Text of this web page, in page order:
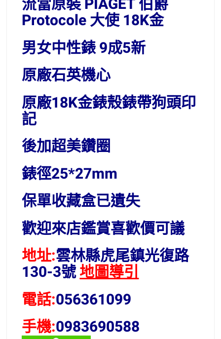
流當原裝 PIAGET 伯爵
Protocole 大使 18K金
男女中性錶 9成5新
原廠石英機心
原廠18K金錶殼錶帶狗頭印
記
後加超美鑽圈
錶徑25*27mm
保單收藏盒已遺失
歡迎來店鑑賞喜歡價可議
地址:雲林縣虎尾鎮光復路
130-3號地圖導引
電話:056361099
手機:0983690588